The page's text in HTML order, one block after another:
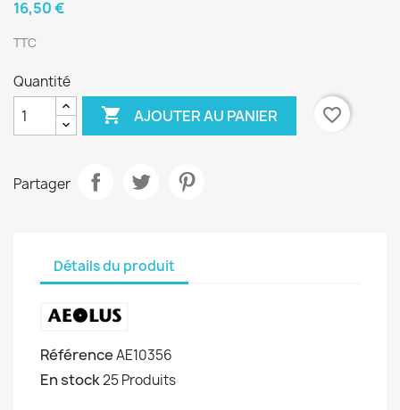
16,50 €
TTC
Quantité
 AJOUTER AU PANIER favorite_border
Partager
Détails du produit
RéférenceAE10356
En stock25 Produits